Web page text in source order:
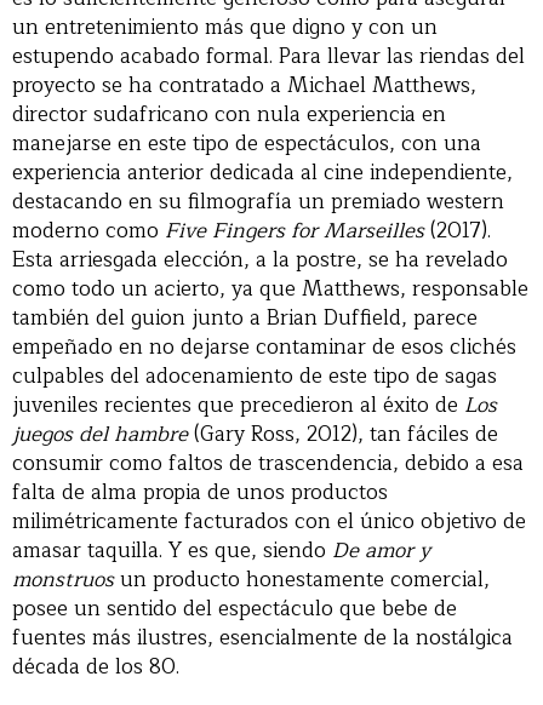
un entretenimiento más que digno y con un
estupendo acabado formal. Para llevar las riendas del
proyecto se ha contratado a Michael Matthews,
director sudafricano con nula experiencia en
manejarse en este tipo de espectáculos, con una
experiencia anterior dedicada al cine independiente,
destacando en su filmografía un premiado western
moderno como Five Fingers for Marseilles(2017).
Esta arriesgada elección, a la postre, se ha revelado
como todo un acierto, ya que Matthews, responsable
también del guion junto a Brian Duffield, parece
empeñado en no dejarse contaminar de esos clichés
culpables del adocenamiento de este tipo de sagas
juveniles recientes que precedieron al éxito de Los
juegos del hambre(Gary Ross, 2012), tan fáciles de
consumir como faltos de trascendencia, debido a esa
falta de alma propia de unos productos
milimétricamente facturados con el único objetivo de
amasar taquilla. Y es que, siendo De amor y
monstruosun producto honestamente comercial,
posee un sentido del espectáculo que bebe de
fuentes más ilustres, esencialmente de la nostálgica
década de los 80.